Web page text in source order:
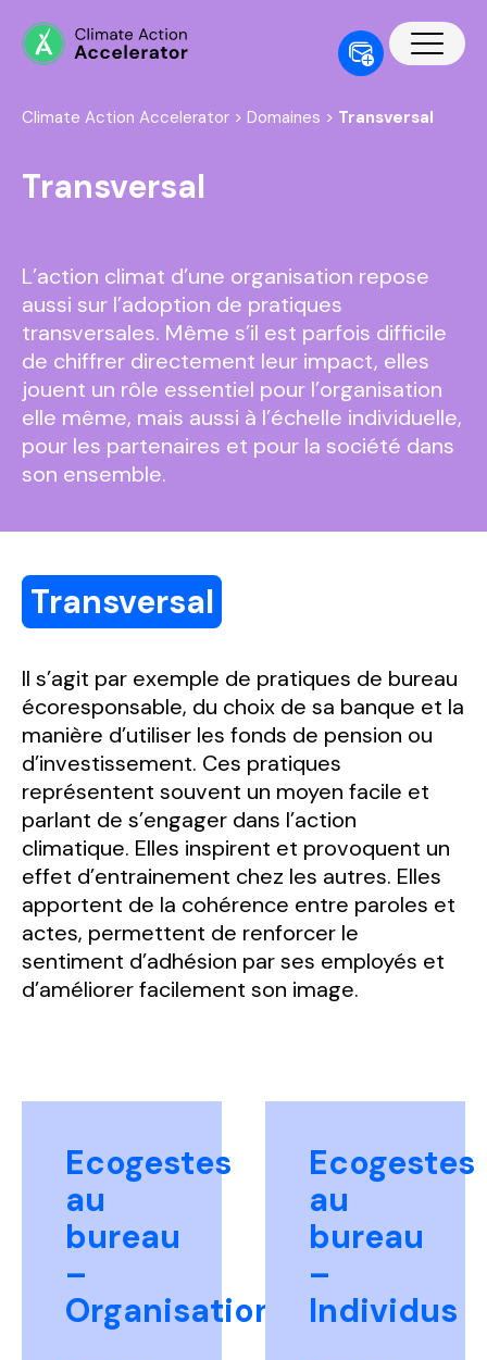
Climate Action Accelerator > Domaines > Transversal
Transversal
L’action climat d’une organisation repose
aussi sur l’adoption de pratiques
transversales. Même s’il est parfois difficile
de chiffrer directement leur impact, elles
jouent un rôle essentiel pour l’organisation
elle même, mais aussi à l’échelle individuelle,
pour les partenaires et pour la société dans
son ensemble.
Transversal
Il s’agit par exemple de pratiques de bureau
écoresponsable, du choix de sa banque et la
manière d’utiliser les fonds de pension ou
d’investissement. Ces pratiques
représentent souvent un moyen facile et
parlant de s’engager dans l’action
climatique. Elles inspirent et provoquent un
effet d’entrainement chez les autres. Elles
apportent de la cohérence entre paroles et
actes, permettent de renforcer le
sentiment d’adhésion par ses employés et
d’améliorerfacilement son image.
Ecogestes
au
bureau
–
Organisation
Ecogestes
au
bureau
–
Individus